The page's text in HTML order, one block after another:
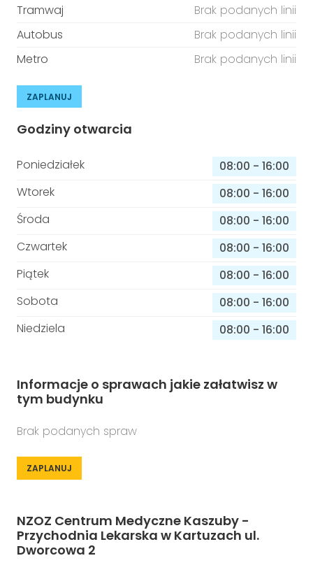
Tramwaj
Brak podanych linii
Autobus
Brak podanych linii
Metro
Brak podanych linii
ZAPLANUJ
Godziny otwarcia
Poniedziałek 08:00 - 16:00
Wtorek
08:00 - 16:00
Środa
08:00 - 16:00
Czwartek
08:00 - 16:00
Piątek
08:00 - 16:00
Sobota
08:00 - 16:00
Niedziela
08:00 - 16:00
Informacje o sprawach jakie załatwisz w
tym budynku
Brak podanych spraw
ZAPLANUJ
NZOZ Centrum Medyczne Kaszuby -
Przychodnia Lekarska w Kartuzach ul.
Dworcowa 2